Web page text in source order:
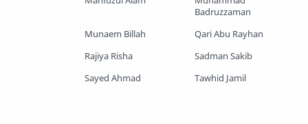
Badruzzaman
Munaem Billah
Qari Abu Rayhan
Rajiya Risha
Sadman Sakib
Sayed Ahmad
Tawhid Jamil